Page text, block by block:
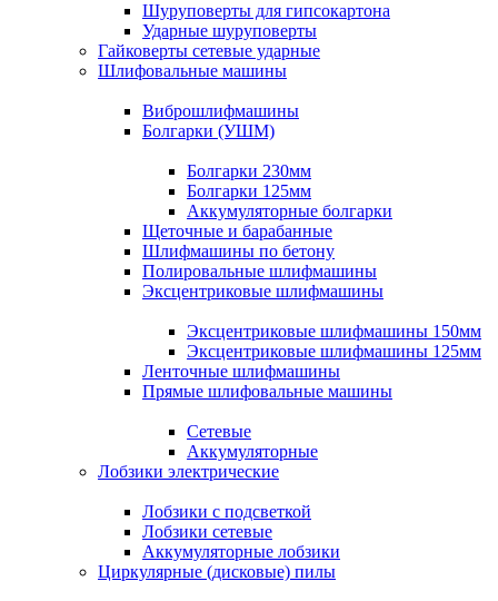
Шуруповерты для гипсокартона
Ударные шуруповерты
Гайковерты сетевые ударные
Шлифовальные машины
Виброшлифмашины
Болгарки (УШМ)
Болгарки 230мм
Болгарки 125мм
Аккумуляторные болгарки
Щеточные и барабанные
Шлифмашины по бетону
Полировальные шлифмашины
Эксцентриковые шлифмашины
Эксцентриковые шлифмашины 150мм
Эксцентриковые шлифмашины 125мм
Ленточные шлифмашины
Прямые шлифовальные машины
Сетевые
Аккумуляторные
Лобзики электрические
Лобзики с подсветкой
Лобзики сетевые
Аккумуляторные лобзики
Циркулярные (дисковые) пилы